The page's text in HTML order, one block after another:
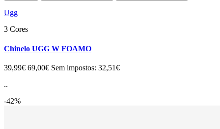
Ugg
3 Cores
Chinelo UGG W FOAMO
39,99€ 69,00€ Sem impostos: 32,51€
..
-42%